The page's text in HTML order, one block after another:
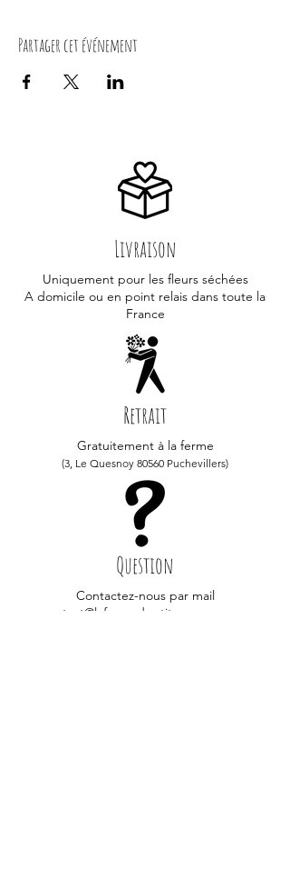
Partager cet événement
Livraison
Uniquement pour les fleurs séchées
A domicile ou en point relais dans toute la
France
Retrait
Gratuitement à la ferme
(3, Le Quesnoy 80560 Puchevillers)
Question
Contactez-nous par mail
contact@lafermeduptitquesnoy.com